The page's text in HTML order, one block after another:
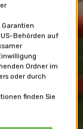
Behörden auf
Ordner im
oder durch
finden Sie